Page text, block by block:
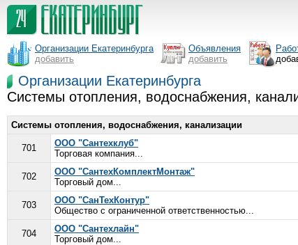
Организации Екатеринбурга
добавить
Объявления
добавить
Организации Екатеринбурга
Системы отопления, водоснабжения,
Системы отопления, водоснабжения, канализации
701
ООО "Сантехклуб"
Торговая компания...
702
ООО "СантехКомплектМонтаж"
Торговый дом...
703
ООО "СанТехКонтур"
Общество с ограниченной ответственностью...
704
ООО "Сантехлайн"
Торговый дом...